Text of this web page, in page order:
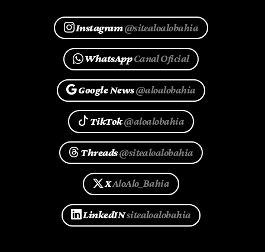
Instagram@sitealoalobahia
WhatsAppCanal Oficial
Google News@aloalobahia
TikTok@aloalobahia
Threads@sitealoalobahia
XAloAlo_Bahia
LinkedINsitealoalobahia